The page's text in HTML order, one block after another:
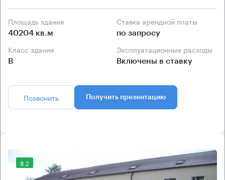
Площадь здания
40204 кв.м
Ставка арендной платы
по запросу
Класс здания
B
Эксплуатационные расходы
Включены в ставку
Позвонить Получить презентацию
8.2